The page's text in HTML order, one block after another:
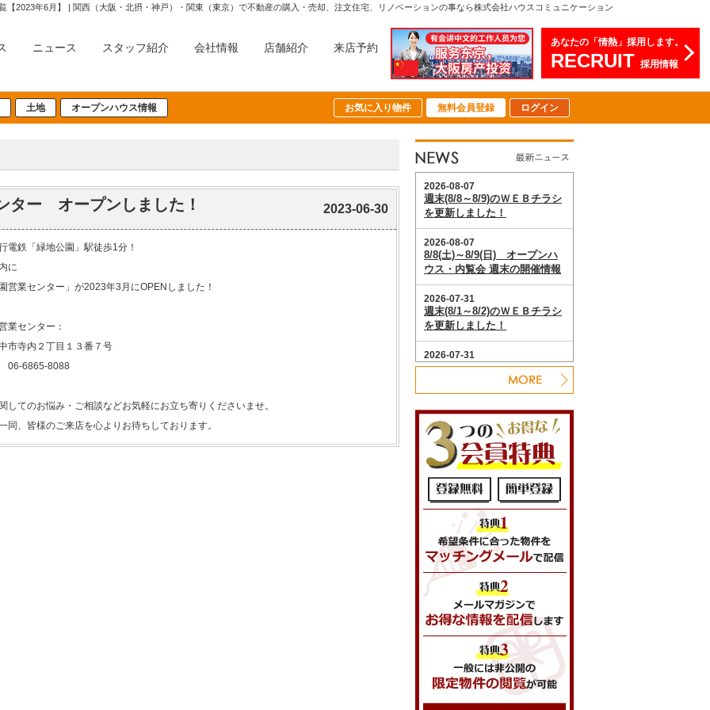
【2023年6月】 | 関西（大阪・北摂・神戸）・関東（東京）で不動産の購入・売却、注文住宅、リノベーションの事なら株式会社ハウスコミュニケーション
ニュース スタッフ紹介 会社情報 店舗紹介 来店予約 あなたの「情熱」採用します。
RECRUIT 採用情報
土地 オープンハウス情報 お気に入り物件 無料会員登録 ログイン
ター オープンしました！ 2023-06-30
電鉄「緑地公園」駅徒歩1分！
に
園営業センター」が2023年3月にOPENしました！
業センター：
市寺内２丁目１３番７号
06-6865-8088
してのお悩み・ご相談などお気軽にお立ち寄りくださいませ。
同、皆様のご来店を心よりお待ちしております。